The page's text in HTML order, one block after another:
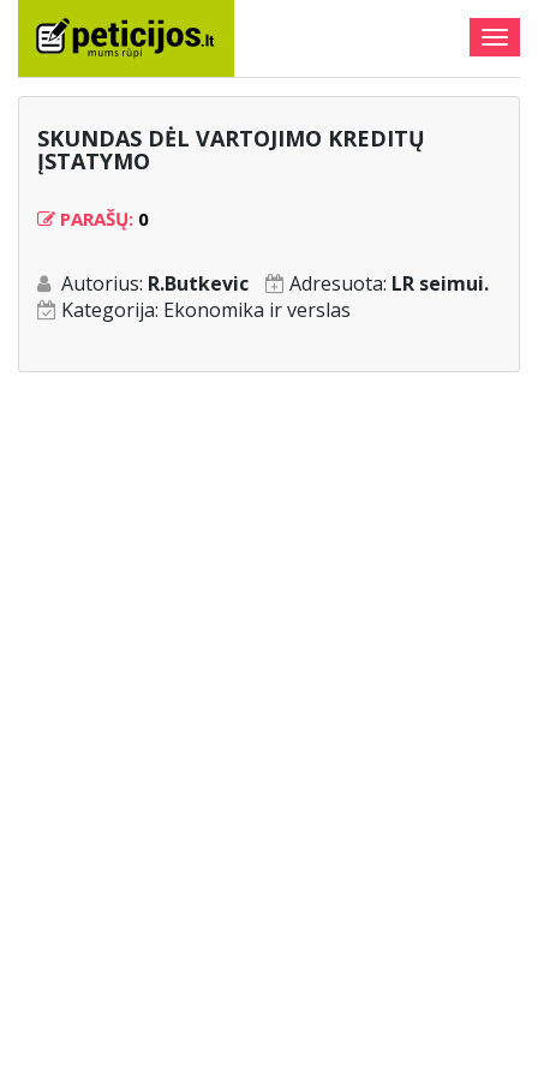
SKUNDAS DĖL VARTOJIMO KREDITŲ
ĮSTATYMO
PARAŠŲ: 0
Autorius: R.Butkevic Adresuota: LR seimui.
Kategorija: Ekonomika ir verslas